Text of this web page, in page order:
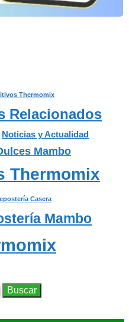
Thermomix
Relacionados
Noticias y Actualidad
Mambo
Thermomix
Casera
Mambo